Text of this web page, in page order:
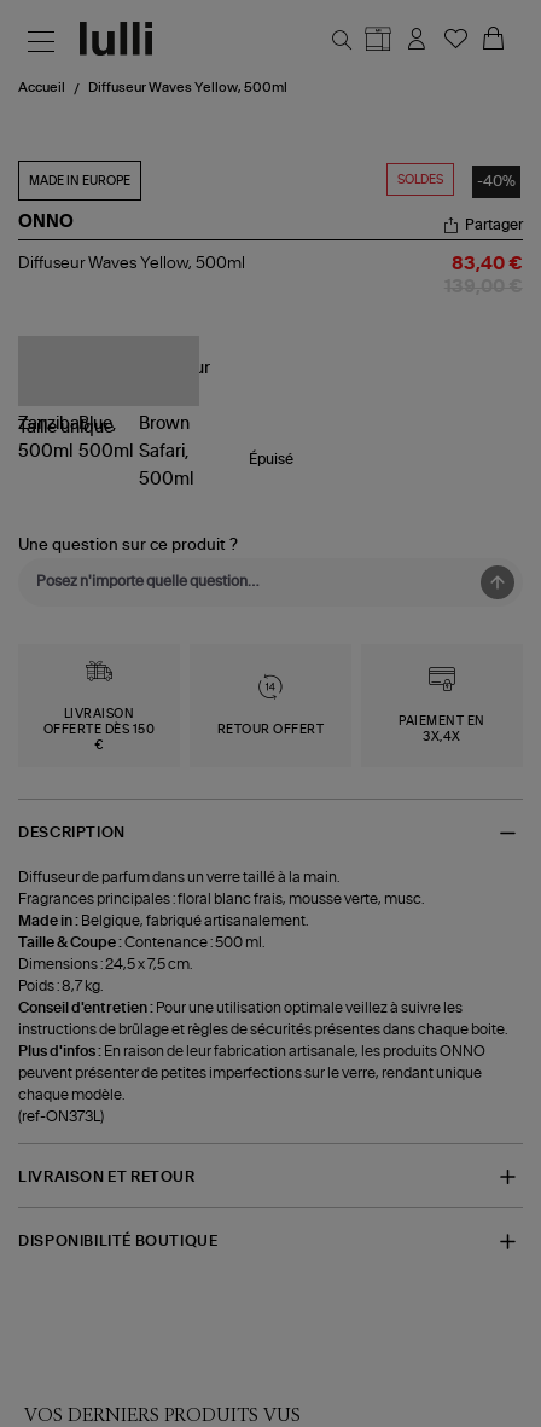
Accueil Diffuseur Waves Yellow, 500ml
SOLDES -40%
MADE IN EUROPE
ONNO
Diffuseur
Partager
Diffuseur Waves Yellow, 500ml 83,40 €
Tailleunique
Épuisé
Une question sur ce produit ?
LIVRAISON
OFFERTE DÈS 150
€
RETOUR OFFERT
PAIEMENT EN
3X,4X
DESCRIPTION
Diffuseur de parfum dans un verre taillé à la main.
Fragrances principales : floral blanc frais, mousse verte, musc.
Made in : Belgique, fabriqué artisanalement.
Taille & Coupe :Contenance : 500 ml.
Dimensions : 24,5 x 7,5 cm.
Poids : 8,7 kg.
Conseil d'entretien : Pour une utilisation optimale veillez à suivre les
instructions de brûlage et règles de sécurités présentes dans chaque boite.
Plus d'infos : En raison de leur fabrication artisanale, les produits ONNO
peuvent présenter de petites imperfections sur le verre, rendant unique
chaque modèle.
(ref-ON373L)
LIVRAISON ET RETOUR
DISPONIBILITÉ BOUTIQUE
VOS DERNIERS PRODUITS VUS